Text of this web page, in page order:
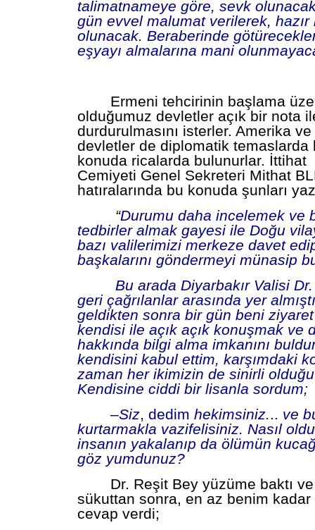
talimatnameye göre, sevk
gün evvel malumat verilerek, hazır
olunacak. Beraberinde
eşyayı almalarına mani
Ermeni tehcirinin başlama
olduğumuz devletler açık bir nota
durdurulmasını isterler. Amerika
devletler de diplomatik temaslarda
konuda ricalarda bulunurlar. İttihat
Cemiyeti Genel Sekreteri Mithat
hatıralarında bu konuda şunları
“Durumu daha incelemek ve
tedbirler almak gayesi ile Doğu
bazı valilerimizi merkeze davet
başkalarını göndermeyi münasip
Bu arada Diyarbakır Valisi Dr.
geri çağrılanlar arasında yer
geldikten sonra bir gün beni
kendisi ile açık açık konuşmak ve
hakkında bilgi alma imkanını
kendisini kabul ettim, karşımdaki
zaman her ikimizin de sinirli
Kendisine ciddi bir lisanla sordum;
–Siz, dedim hekimsiniz... ve
kurtarmakla vazifelisiniz. Nasıl
insanın yakalanıp da ölümün
göz yumdunuz?
Dr. Reşit Bey yüzüme baktı
sükuttan sonra, en az benim
cevap verdi;